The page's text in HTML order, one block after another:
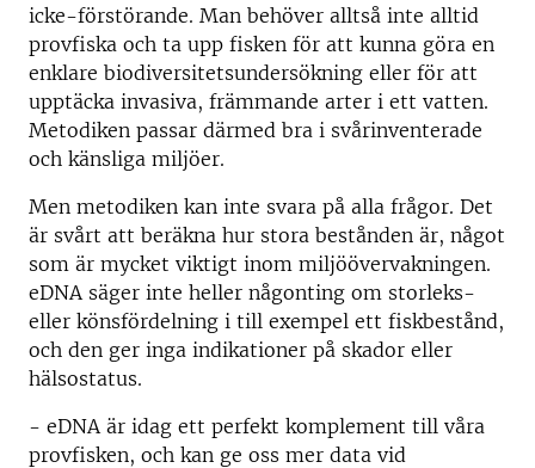
icke-förstörande. Man behöver alltså inte alltid
provfiska och ta upp fisken för att kunna göra en
enklare biodiversitetsundersökning eller för att
upptäcka invasiva, främmande arter i ett vatten.
Metodiken passar därmed bra i svårinventerade
och känsliga miljöer.
Men metodiken kan inte svara på alla frågor. Det
är svårt att beräkna hur stora bestånden är, något
som är mycket viktigt inom miljöövervakningen.
eDNA säger inte heller någonting om storleks-
eller könsfördelning i till exempel ett fiskbestånd,
och den ger inga indikationer på skador eller
hälsostatus.
- eDNA är idag ett perfekt komplement till våra
provfisken, och kan ge oss mer data vid